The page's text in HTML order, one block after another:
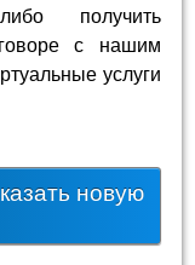
получить
с нашим
услуги
новую